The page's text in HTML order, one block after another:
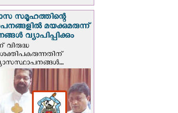
സമൂഹത്തിന്റെ
മയക്കുമരുന്ന്
വ്യാപിപ്പിക്കും
വിരുദ്ധ